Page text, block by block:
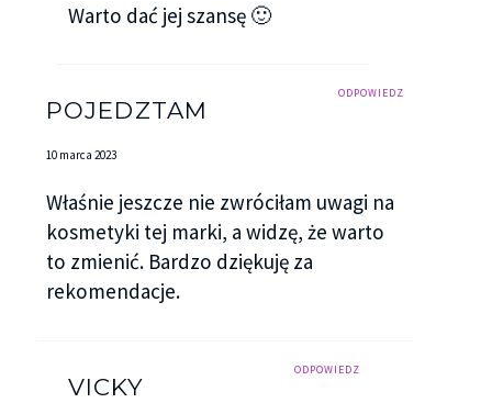
Warto dać jej szansę 🙂
ODPOWIEDZ
POJEDZTAM
10 marca 2023
Właśnie jeszcze nie zwróciłam uwagi na
kosmetyki tej marki, a widzę, że warto
to zmienić. Bardzo dziękuję za
rekomendacje.
ODPOWIEDZ
VICKY